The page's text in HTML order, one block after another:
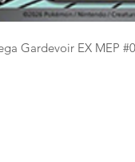
Gardevoir EX MEP